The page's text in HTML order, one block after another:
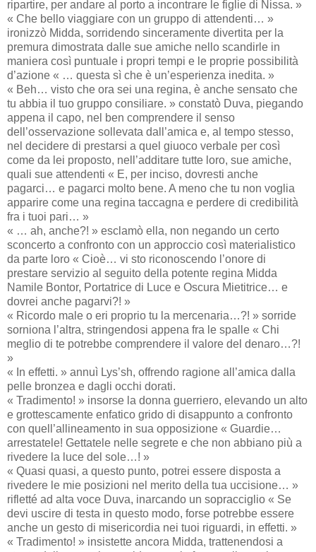
ripartire, per andare al porto a incontrare le figlie di Nissa. »
« Che bello viaggiare con un gruppo di attendenti… »
ironizzò Midda, sorridendo sinceramente divertita per la
premura dimostrata dalle sue amiche nello scandirle in
maniera così puntuale i propri tempi e le proprie possibilità
d’azione « … questa sì che è un’esperienza inedita. »
« Beh… visto che ora sei una regina, è anche sensato che
tu abbia il tuo gruppo consiliare. » constatò Duva, piegando
appena il capo, nel ben comprendere il senso
dell’osservazione sollevata dall’amica e, al tempo stesso,
nel decidere di prestarsi a quel giuoco verbale per così
come da lei proposto, nell’additare tutte loro, sue amiche,
quali sue attendenti « E, per inciso, dovresti anche
pagarci… e pagarci molto bene. A meno che tu non voglia
apparire come una regina taccagna e perdere di credibilità
fra i tuoi pari… »
« … ah, anche?! » esclamò ella, non negando un certo
sconcerto a confronto con un approccio così materialistico
da parte loro « Cioè… vi sto riconoscendo l’onore di
prestare servizio al seguito della potente regina Midda
Namile Bontor, Portatrice di Luce e Oscura Mietitrice… e
dovrei anche pagarvi?! »
« Ricordo male o eri proprio tu la mercenaria…?! » sorride
sorniona l’altra, stringendosi appena fra le spalle « Chi
meglio di te potrebbe comprendere il valore del denaro…?!
»
« In effetti. » annuì Lys’sh, offrendo ragione all’amica dalla
pelle bronzea e dagli occhi dorati.
« Tradimento! » insorse la donna guerriero, elevando un alto
e grottescamente enfatico grido di disappunto a confronto
con quell’allineamento in sua opposizione « Guardie…
arrestatele! Gettatele nelle segrete e che non abbiano più a
rivedere la luce del sole…! »
« Quasi quasi, a questo punto, potrei essere disposta a
rivedere le mie posizioni nel merito della tua uccisione… »
rifletté ad alta voce Duva, inarcando un sopracciglio « Se
devi uscire di testa in questo modo, forse potrebbe essere
anche un gesto di misericordia nei tuoi riguardi, in effetti. »
« Tradimento! » insistette ancora Midda, trattenendosi a